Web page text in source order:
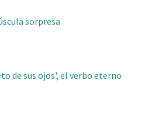
sorpresa
de sus ojos', el verbo eterno